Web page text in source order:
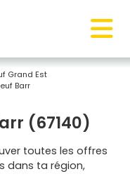
Grand Est
Barr
(67140)
toutes les offres
dans ta région,